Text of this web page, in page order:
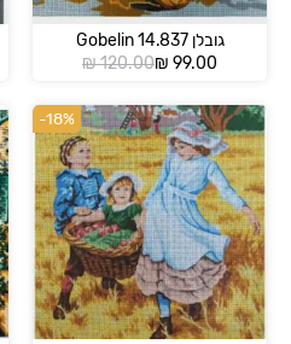
גובלן 14.837 Gobelin
₪120.00
המחיר
₪ 120.00.
₪ 99.00
המחיר
₪ 99.00.
-18%